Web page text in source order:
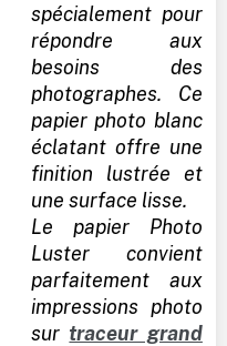
spécialement pour
répondre aux
besoins des
photographes. Ce
papier photo blanc
éclatant offre une
finition lustrée et
une surface lisse.
Le papier Photo
Luster convient
parfaitement aux
impressions photo
sur traceur grand